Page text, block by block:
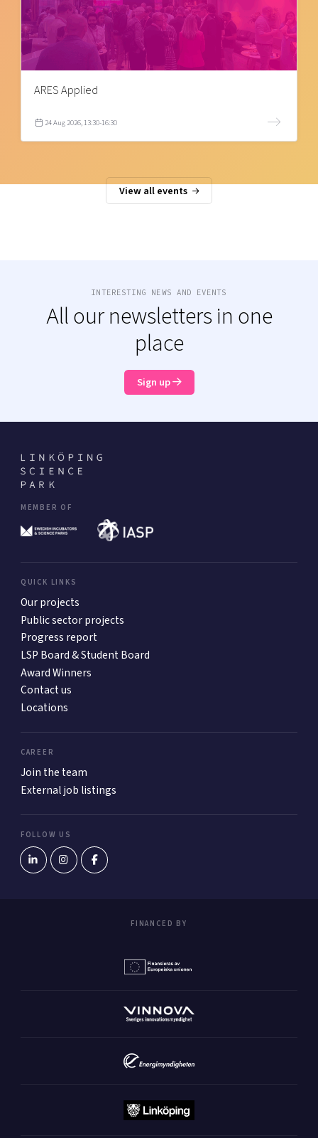
ARES Applied
24 Aug 2026, 13:30-16:30
View all events
INTERESTING NEWS AND EVENTS
All our newsletters in one
place
Sign up
MEMBER OF
QUICK LINKS
Our projects
Public sector projects
Progress report
LSP Board & Student Board
Award Winners
Contact us
Locations
CAREER
Join the team
External job listings
FOLLOW US
FINANCED BY